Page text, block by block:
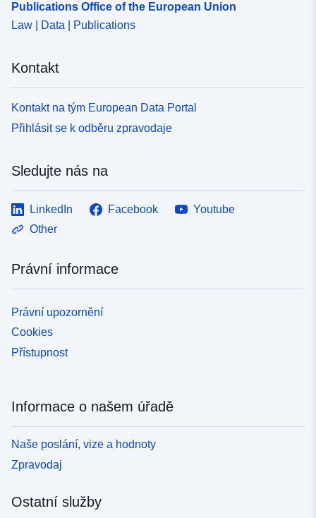
Publications Office of the European Union
Law | Data | Publications
Kontakt
Kontakt na tým European Data Portal
Přihlásit se k odběru zpravodaje
Sledujte nás na
LinkedIn Facebook
Youtube
Other
Právní informace
Právní upozornění
Cookies
Přístupnost
Informace o našem úřadě
Naše poslání, vize a hodnoty
Zpravodaj
Ostatní služby